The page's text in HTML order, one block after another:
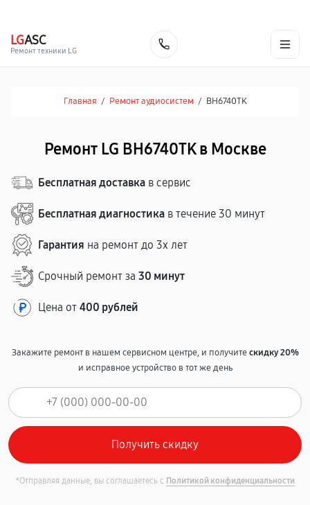
LGASC
Ремонт техники LG
Главная / Ремонт аудиосистем / BH6740TK
Ремонт LG BH6740TK в Москве
Бесплатная доставка в сервис
Бесплатная диагностика в течение 30 минут
Гарантия на ремонт до 3х лет
Срочный ремонт за 30 минут
Цена от 400 рублей
Закажите ремонт в нашем сервисном центре, и получитескидку 20%
и исправное устройство в тот же день
*Отправляя данные, вы соглашаетесь с Политикой конфиденциальности